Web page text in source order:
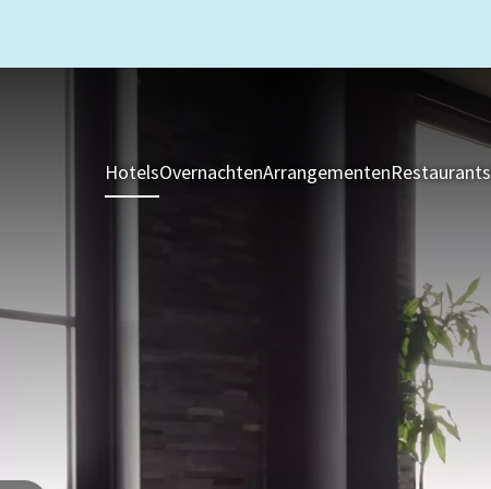
HotelsOvernachtenArrangementenRestaurants